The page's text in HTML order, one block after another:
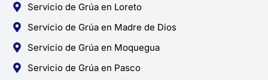
Servicio de Grúa en Loreto
Servicio de Grúa en Madre de Dios
Servicio de Grúa en Moquegua
Servicio de Grúa en Pasco